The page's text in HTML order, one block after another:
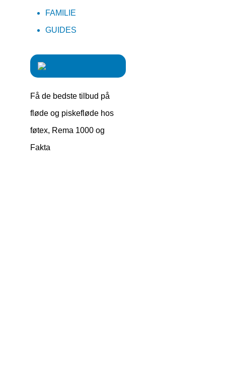
FAMILIE
GUIDES
Få de bedste tilbud på
fløde og piskefløde hos
føtex, Rema 1000 og
Fakta